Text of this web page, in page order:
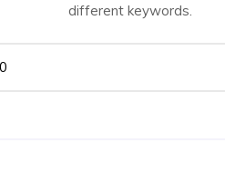
different keywords.